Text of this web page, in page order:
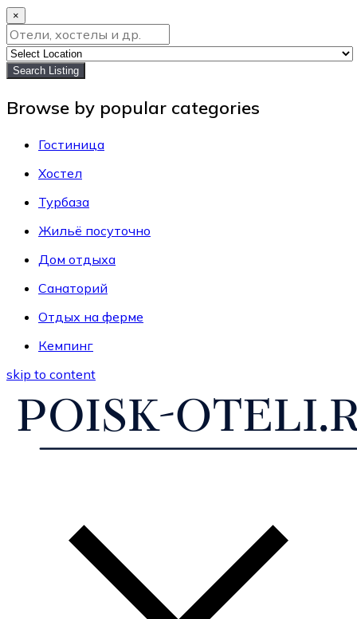
×
Search Listing
Browse by popular categories
Гостиница
Хостел
Турбаза
Жильё посуточно
Дом отдыха
Санаторий
Отдых на ферме
Кемпинг
skip to content